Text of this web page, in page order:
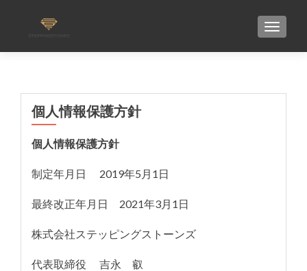
個人情報保護方針
個人情報保護方針
制定年月日 2019年5月1日
最終改正年月日 2021年3月1日
株式会社ステッピングストーンズ
代表取締役 吉永 叡